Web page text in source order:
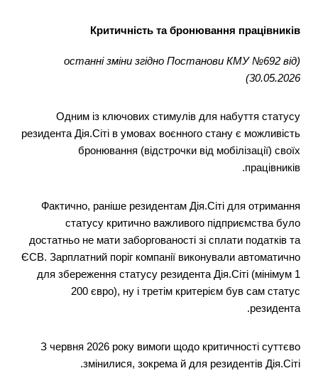
Критичність та бронювання працівників
(останні зміни згідно Постанови КМУ №692 від
30.05.2026)
Одним із ключових стимулів для набуття статусу
резидента Дія.Сіті в умовах воєнного стану є можливість
бронювання (відстрочки від мобілізації) своїх
працівників.
Фактично, раніше резидентам Дія.Сіті для отримання
статусу критично важливого підприємства було
достатньо не мати заборгованості зі сплати податків та
ЄСВ. Зарплатний поріг компанії виконували автоматично
для збереження статусу резидента Дія.Сіті (мінімум 1
200 євро), ну і третім критерієм був сам статус
резидента.
З червня 2026 року вимоги щодо критичності суттєво
змінилися, зокрема й для резидентів Дія.Сіті.